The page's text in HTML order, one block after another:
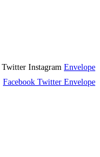
Twitter Instagram Envelope
Facebook Twitter Envelope